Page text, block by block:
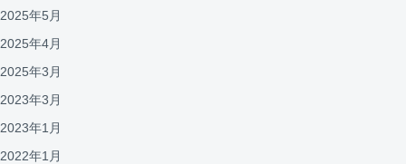
2025年5月
2025年4月
2025年3月
2023年3月
2023年1月
2022年1月